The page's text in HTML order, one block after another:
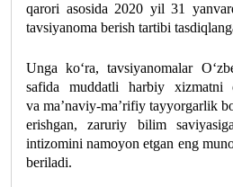
qarori asosida 2020 yil 31
tavsiyanoma berish tartibi
Unga ko‘ra, tavsiyanomalar
safida muddatli harbiy xizmatni
va ma’naviy-ma’rifiy tayyorgarlik
erishgan, zaruriy bilim
intizomini namoyon etgan eng
beriladi.